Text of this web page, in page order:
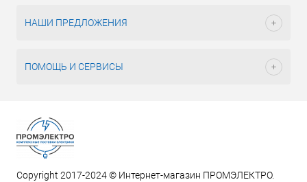
НАШИ ПРЕДЛОЖЕНИЯ
ПОМОЩЬ И СЕРВИСЫ
Copyright 2017-2024 © Интернет-магазин ПРОМЭЛЕКТРО.